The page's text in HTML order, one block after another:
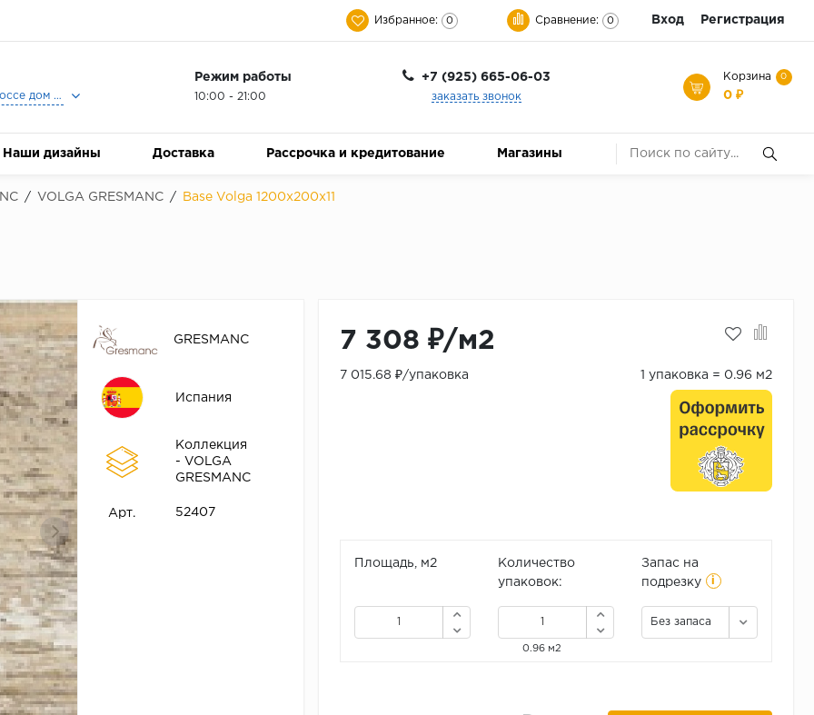
Избранное: 0 Сравнение: 0 Вход Регистрация
Москва, Ленинградское шоссе дом 25, Торговый Центр Family Room, 2-ой этаж, Магазин Керамический Бум.
Режим работы
10:00 - 21:00
+7 (925) 665-06-03
заказать звонок
Корзина 0
0 ₽
Наши дизайны Доставка Рассрочка и кредитование Магазины
/ VOLGA GRESMANC / Base Volga 1200x200х11
GRESMANC
Испания
Коллекция
- VOLGA
GRESMANC
Арт. 52407
7 308 ₽/м2
7 015.68 ₽/упаковка 1 упаковка = 0.96 м2
Площадь, м2
Количество
упаковок:
0.96 м2
Запас на
подрезку
i
Без запаса